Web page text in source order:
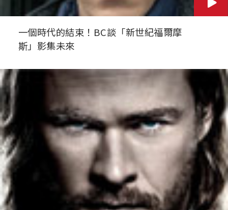
一個時代的結束！BC談「新世紀福爾摩
斯」影集未來